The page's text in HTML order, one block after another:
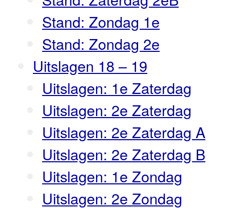
Stand: Zondag 1e
Stand: Zondag 2e
Uitslagen 18 – 19
Uitslagen: 1e Zaterdag
Uitslagen: 2e Zaterdag
Uitslagen: 2e Zaterdag A
Uitslagen: 2e Zaterdag B
Uitslagen: 1e Zondag
Uitslagen: 2e Zondag